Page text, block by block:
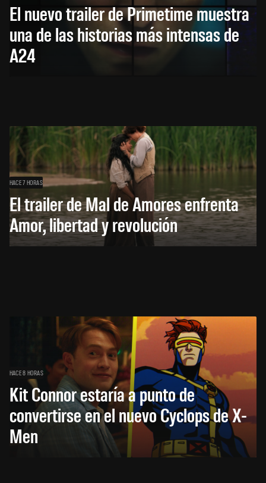
El nuevo trailer de Primetime muestra
una de las historias más intensas de
A24
HACE 7 HORAS
El trailer de Mal de Amores enfrenta
Amor, libertad y revolución
HACE 8 HORAS
Kit Connor estaría a punto de
convertirse en el nuevo Cyclops de X-
Men